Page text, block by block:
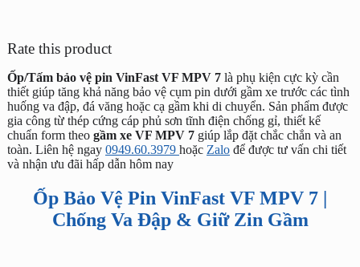
Rate this product
Ốp/Tấm bảo vệ pin VinFast VF MPV 7 là phụ kiện cực kỳ cần
thiết giúp tăng khả năng bảo vệ cụm pin dưới gầm xe trước các tình
huống va đập, đá văng hoặc cạ gầm khi di chuyển. Sản phẩm được
gia công từ thép cứng cáp phủ sơn tĩnh điện chống gỉ, thiết kế
chuẩn form theo gầm xe VF MPV 7 giúp lắp đặt chắc chắn và an
toàn. Liên hệ ngay 0949.60.3979 hoặc Zalo để được tư vấn chi tiết
và nhận ưu đãi hấp dẫn hôm nay
Ốp Bảo Vệ Pin VinFast VF MPV 7 |
Chống Va Đập & Giữ Zin Gầm